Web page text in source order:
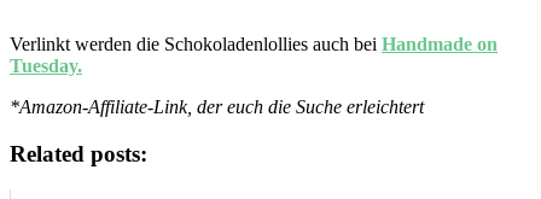
Verlinkt werden die Schokoladenlollies auch bei Handmade on
Tuesday.
*Amazon-Affiliate-Link, der euch die Suche erleichtert
Related posts: